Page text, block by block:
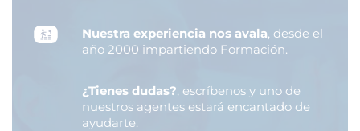
Nuestra experiencia nos avala, desde el
año 2000 impartiendo Formación.
¿Tienes dudas?, escríbenos y uno de
nuestros agentes estará encantado de
ayudarte.